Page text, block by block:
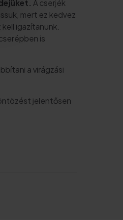
A cserjék
mert ez kedvez
igazítanunk.
is
a virágzási
jelentősen